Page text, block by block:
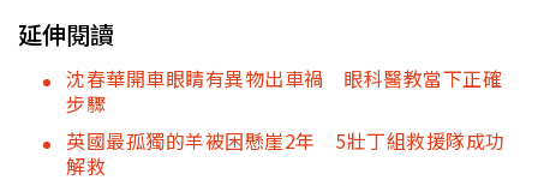
延伸閱讀
沈春華開車眼睛有異物出車禍 眼科醫教當下正確
步驟
英國最孤獨的羊被困懸崖2年 5壯丁組救援隊成功
解救